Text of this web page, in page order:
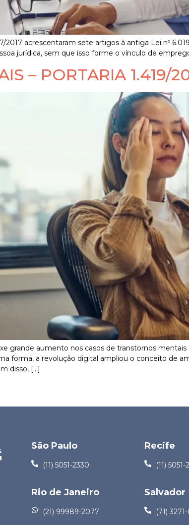
2017 acrescentaram sete artigos à antiga Lei nº
jurídica, sem que isso forme o vínculo de
– PORTARIA 1.419/
grande aumento nos casos de transtornos
forma, a revolução digital ampliou o conceito de
disso, […]
São Paulo
(11) 5051-2330
Rio de Janeiro
(21) 99989-2077
Recife
(11) 5051-
Salvador
(71)